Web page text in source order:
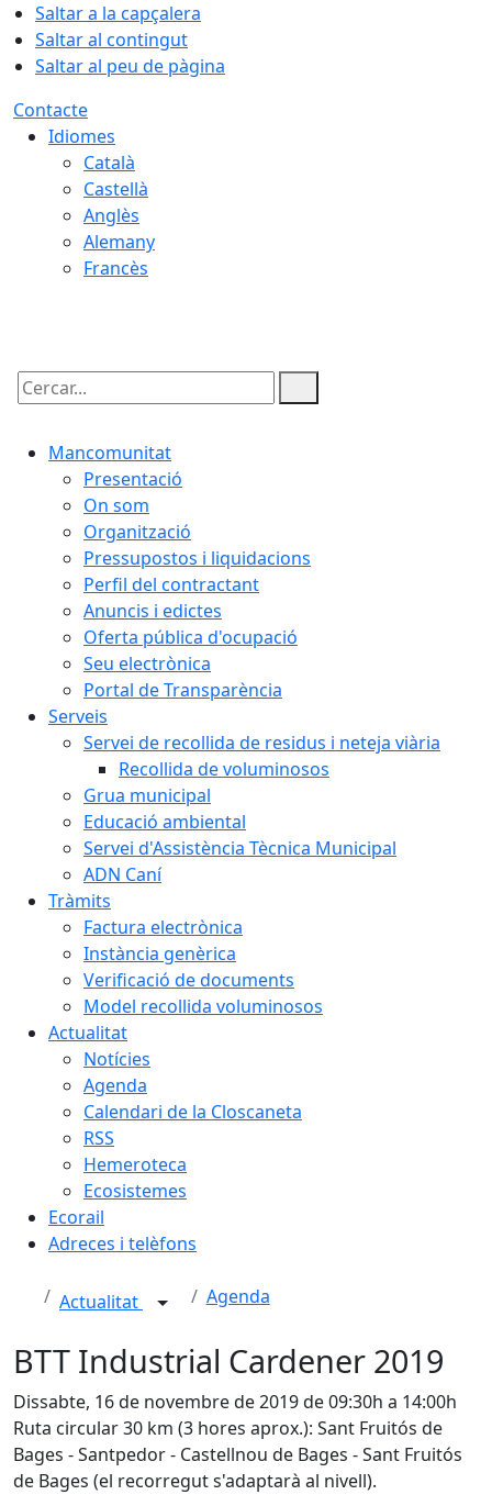
Saltar a la capçalera
Saltar al contingut
Saltar al peu de pàgina
Contacte
Idiomes
Català
Castellà
Anglès
Alemany
Francès
Cercar:
Mancomunitat
Presentació
On som
Organització
Pressupostos i liquidacions
Perfil del contractant
Anuncis i edictes
Oferta pública d'ocupació
Seu electrònica
Portal de Transparència
Serveis
Servei de recollida de residus i neteja viària
Recollida de voluminosos
Grua municipal
Educació ambiental
Servei d'Assistència Tècnica Municipal
ADN Caní
Tràmits
Factura electrònica
Instància genèrica
Verificació de documents
Model recollida voluminosos
Actualitat
Notícies
Agenda
Calendari de la Closcaneta
RSS
Hemeroteca
Ecosistemes
Ecorail
Adreces i telèfons
Actualitat Agenda
BTT Industrial Cardener 2019
Dissabte, 16 de novembre de 2019 de 09:30h a 14:00h
Ruta circular 30 km (3 hores aprox.): Sant Fruitós de
Bages - Santpedor - Castellnou de Bages - Sant Fruitós
de Bages (el recorregut s'adaptarà al nivell).